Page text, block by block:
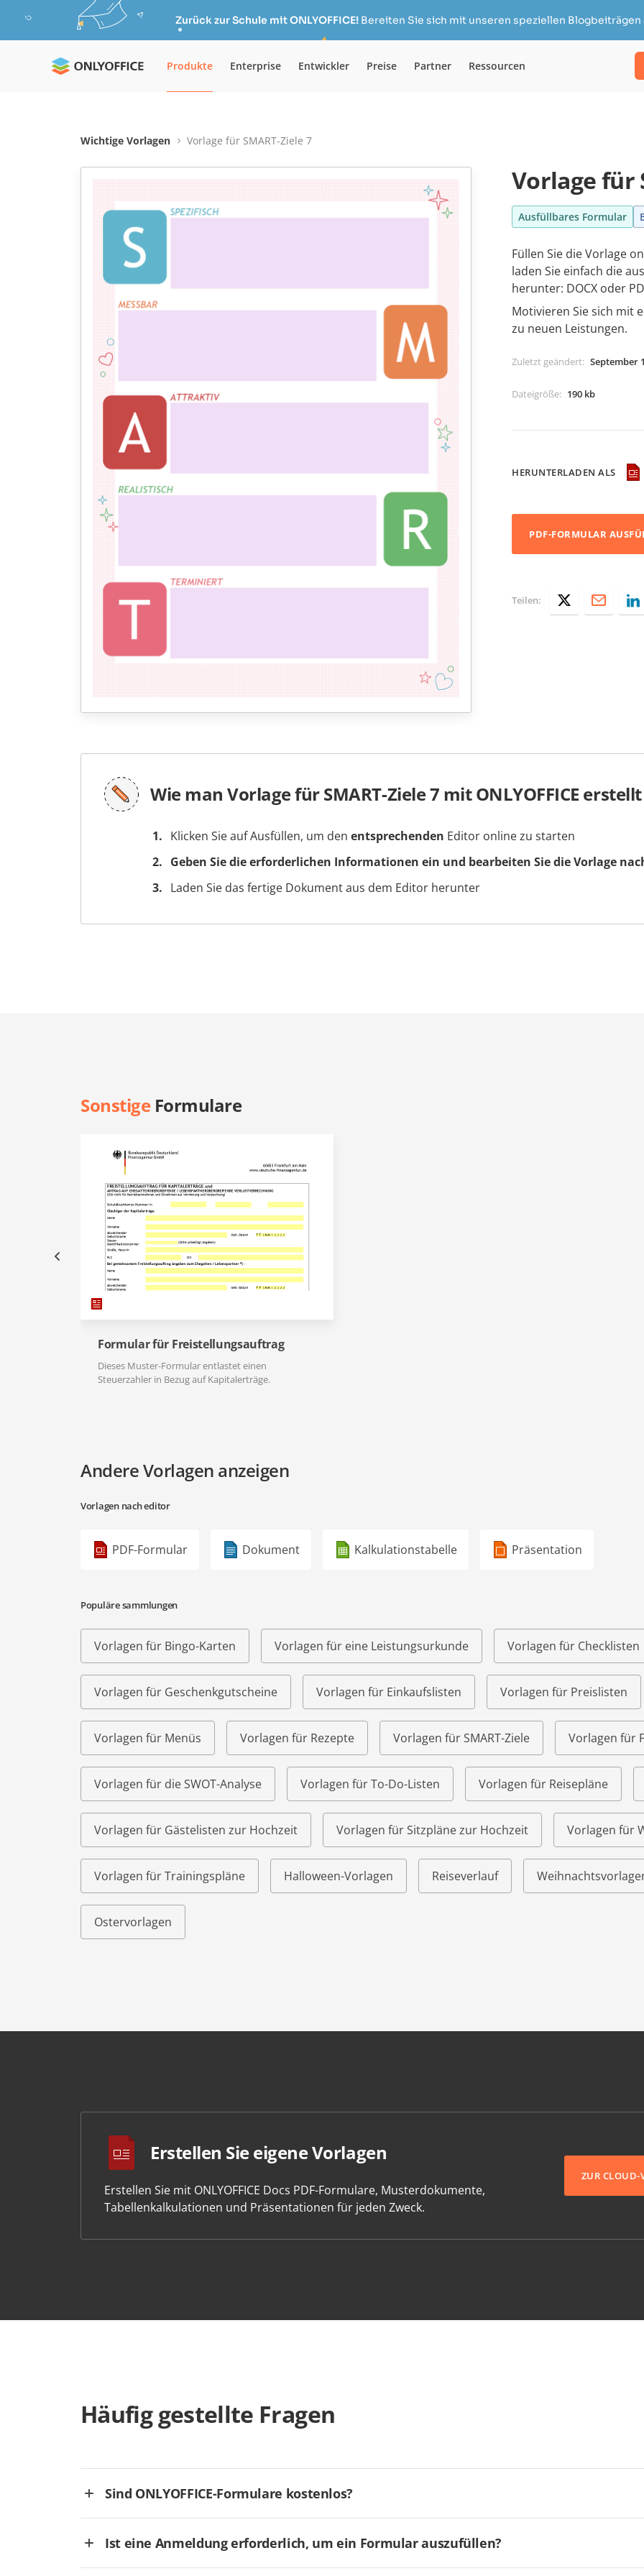
Zurück zur Schule mit ONLYOFFICE!Bereiten Sie sich mit unseren speziellen Blogbeiträgen
Produkte Enterprise Entwickler Preise Partner Ressourcen
Wichtige Vorlagen Vorlage für SMART-Ziele 7
Vorlage für
Ausfüllbares Formular
Füllen Sie die Vorlage
laden Sie einfach die
herunter: DOCX oder
Motivieren Sie sich mit
zu neuen Leistungen.
Zuletzt geändert: September
Dateigröße: 190 kb
HERUNTERLADEN ALS
PDF-FORMULAR
Teilen:
Wie man Vorlage für SMART-Ziele 7 mit ONLYOFFICE erstellt
Klicken Sie auf Ausfüllen, um den entsprechenden Editor online zu starten
Geben Sie die erforderlichen Informationen ein und bearbeiten Sie die Vorlage
Laden Sie das fertige Dokument aus dem Editor herunter
SonstigeFormulare
Formular für Freistellungsauftrag
Dieses Muster-Formular entlastet einen
Steuerzahler in Bezug auf Kapitalerträge.
Andere Vorlagen anzeigen
Vorlagen nach editor
PDF-Formular Dokument Kalkulationstabelle Präsentation
Populäre sammlungen
Vorlagen für Bingo-Karten Vorlagen für eine Leistungsurkunde Vorlagen für Checklisten
Vorlagen für Geschenkgutscheine Vorlagen für Einkaufslisten Vorlagen für Preislisten
Vorlagen für Menüs Vorlagen für Rezepte Vorlagen für SMART-Ziele Vorlagen für
Vorlagen für die SWOT-Analyse Vorlagen für To-Do-Listen Vorlagen für Reisepläne
Vorlagen für Gästelisten zur Hochzeit Vorlagen für Sitzpläne zur Hochzeit Vorlagen für
Vorlagen für Trainingspläne Halloween-Vorlagen Reiseverlauf
Ostervorlagen
Erstellen Sie eigene Vorlagen
Erstellen Sie mit ONLYOFFICE Docs PDF-Formulare, Musterdokumente,
Tabellenkalkulationen und Präsentationen für jeden Zweck.
ZUR CLOUD-
Häufig gestellte Fragen
Sind ONLYOFFICE-Formulare kostenlos?
Ist eine Anmeldung erforderlich, um ein Formular auszufüllen?